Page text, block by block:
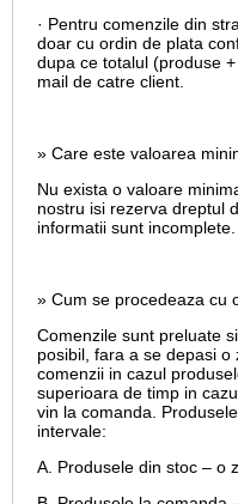
· Pentru comenzile din
doar cu ordin de plata
dupa ce totalul (produse
mail de catre client.
» Care este valoarea
Nu exista o valoare
nostru isi rezerva dreptul
informatii sunt incomplete.
» Cum se procedeaza cu
Comenzile sunt preluate
posibil, fara a se depasi
comenzii in cazul
superioara de timp in
vin la comanda.
intervale:
A. Produsele din stoc – o